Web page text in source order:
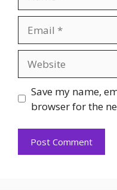
Save my name,
browser for the